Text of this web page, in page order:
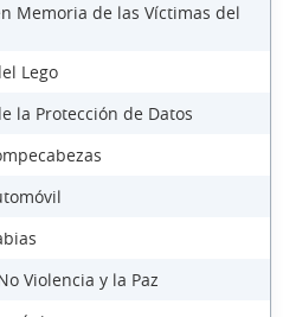
Memoria de las Víctimas del
Lego
la Protección de Datos
Violencia y la Paz